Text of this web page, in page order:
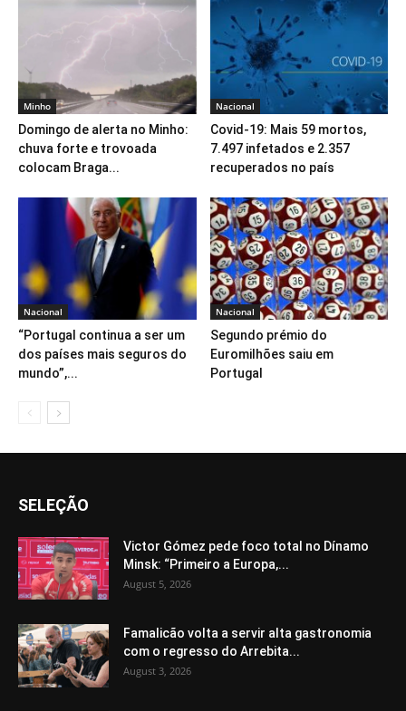
Minho
Domingo de alerta no Minho:
chuva forte e trovoada
colocam Braga...
Nacional
Covid-19: Mais 59 mortos,
7.497 infetados e 2.357
recuperados no país
Nacional
“Portugal continua a ser um
dos países mais seguros do
mundo”,...
Nacional
Segundo prémio do
Euromilhões saiu em
Portugal
SELEÇÃO
Victor Gómez pede foco total no Dínamo
Minsk: “Primeiro a Europa,...
August 5, 2026
Famalicão volta a servir alta gastronomia
com o regresso do Arrebita...
August 3, 2026